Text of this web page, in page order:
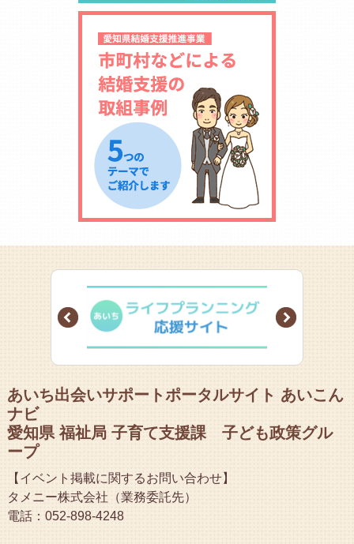
Prev Next
あいち出会いサポートポータルサイト あいこん
ナビ
愛知県 福祉局 子育て支援課 子ども政策グル
ープ
【イベント掲載に関するお問い合わせ】
タメニー株式会社（業務委託先）
電話：052-898-4248